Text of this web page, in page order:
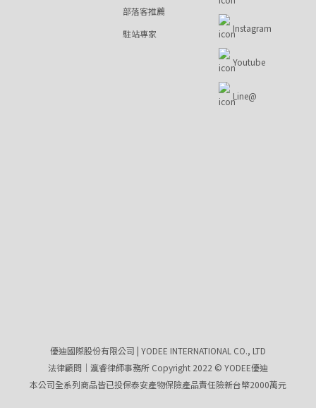
部落客推薦
駐站專家
Instagram
Youtube
Line@
優迪國際股份有限公司 | YODEE INTERNATIONAL CO., LTD
法律顧問｜瀛睿律師事務所 Copyright 2022 © YODEE優迪
本公司全系列商品皆已投保泰安產物保險產品責任險新台幣2000萬元